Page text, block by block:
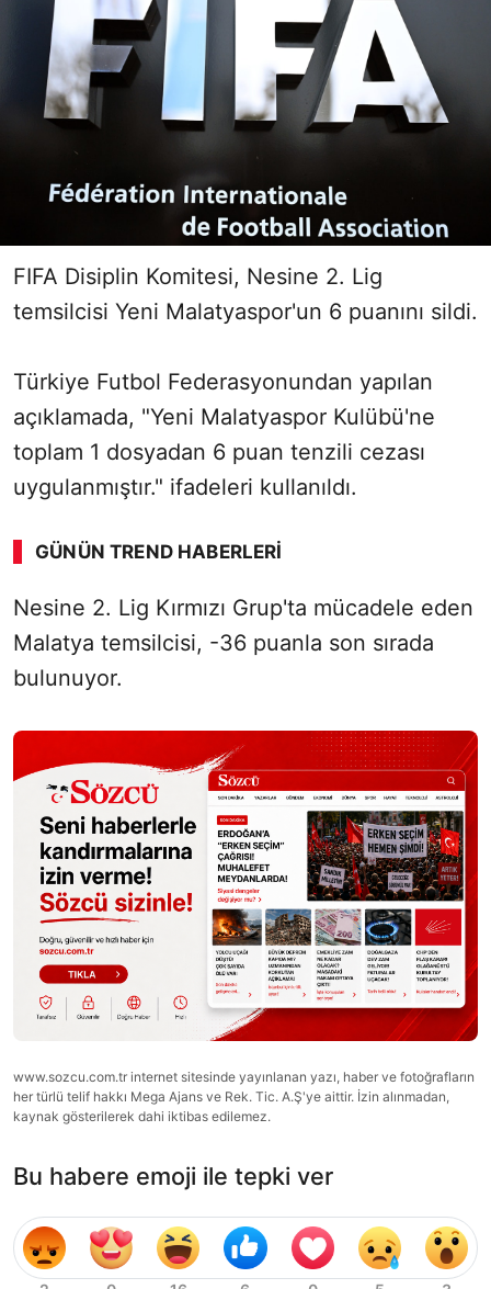
FIFA Disiplin Komitesi, Nesine 2. Lig
temsilcisi Yeni Malatyaspor'un 6 puanını sildi.
Türkiye Futbol Federasyonundan yapılan
açıklamada, "Yeni Malatyaspor Kulübü'ne
toplam 1 dosyadan 6 puan tenzili cezası
uygulanmıştır." ifadeleri kullanıldı.
GÜNÜN TREND HABERLERI
00:01 / 09:08
Sesi Aç
Nesine 2. Lig Kırmızı Grup'ta mücadele eden
Malatya temsilcisi, -36 puanla son sırada
bulunuyor.
www.sozcu.com.tr internet sitesinde yayınlanan yazı, haber ve fotoğrafların
her türlü telif hakkı Mega Ajans ve Rek. Tic. A.Ş'ye aittir. İzin alınmadan,
kaynak gösterilerek dahi iktibas edilemez.
Bu habere emoji ile tepki ver